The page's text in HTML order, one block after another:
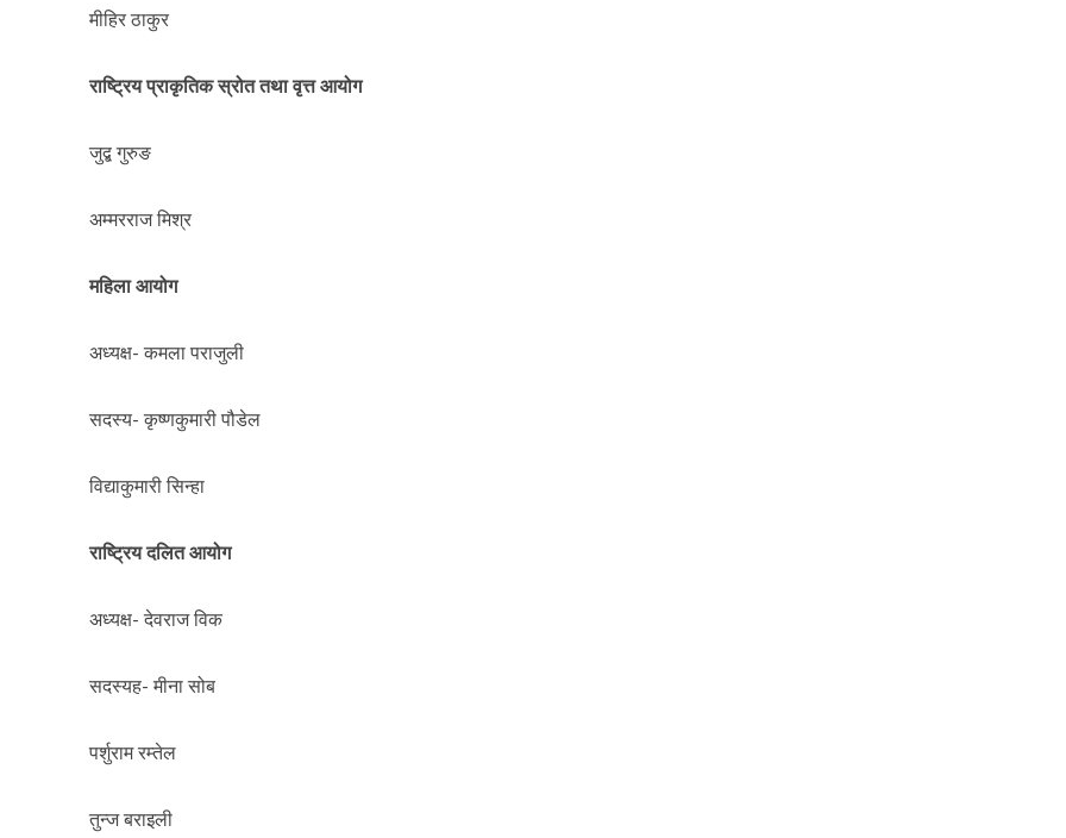
मीहिर ठाकुर
राष्ट्रिय प्राकृतिक स्रोत तथा वृत्त आयोग
जुद्ब गुरुङ
अम्मरराज मिश्र
महिला आयोग
अध्यक्ष- कमला पराजुली
सदस्य- कृष्णकुमारी पौडेल
विद्याकुमारी सिन्हा
राष्ट्रिय दलित आयोग
अध्यक्ष- देवराज विक
सदस्यह- मीना सोब
पर्शुराम रम्तेल
तुन्ज बराइली